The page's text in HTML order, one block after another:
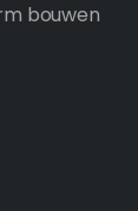
bouwen